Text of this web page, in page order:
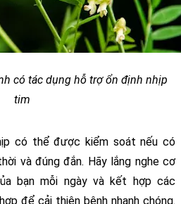
có tác dụng hỗ trợ ổn định nhịp
tim
có thể được kiểm soát nếu có
và đúng đắn. Hãy lắng nghe cơ
bạn mỗi ngày và kết hợp các
để cải thiện bệnh nhanh chóng.